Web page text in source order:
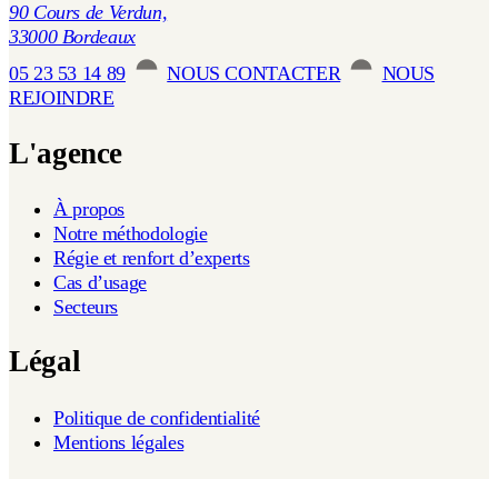
90 Cours de Verdun,
33000 Bordeaux
05 23 53 14 89
NOUS CONTACTER
NOUS
REJOINDRE
L'agence
À propos
Notre méthodologie
Régie et renfort d’experts
Cas d’usage
Secteurs
Légal
Politique de confidentialité
Mentions légales